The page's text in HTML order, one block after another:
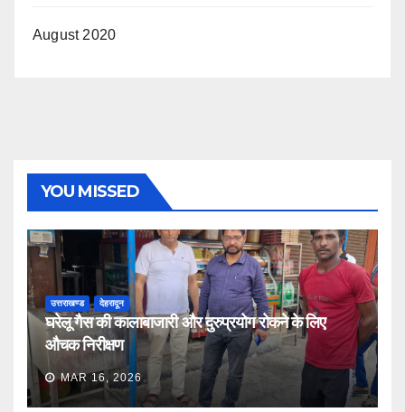
August 2020
YOU MISSED
उत्तराखण्ड देहरादून
घरेलू गैस की कालाबाजारी और दुरुप्रयोग रोकने के लिए
औचक निरीक्षण
MAR 16, 2026